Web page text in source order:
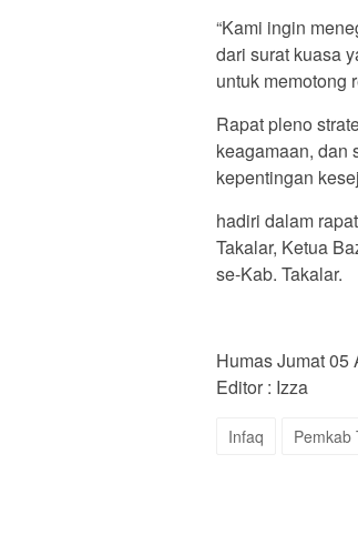
“Kami ingin
dari surat kuasa
untuk memotong
Rapat pleno
keagamaan, dan
kepentingan
hadiri dalam
Takalar, Ketua
se-Kab. Takalar.
Humas Jumat 05
Editor : Izza
Infaq Pemkab